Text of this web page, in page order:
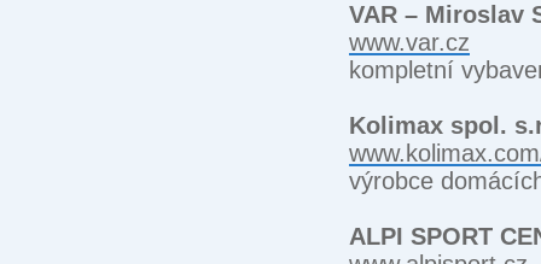
VAR – Miroslav
www.var.cz
kompletní
Kolimax spol.
výrobce
ALPI SPORT